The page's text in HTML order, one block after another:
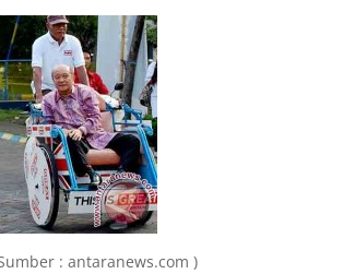
: antaranews.com )